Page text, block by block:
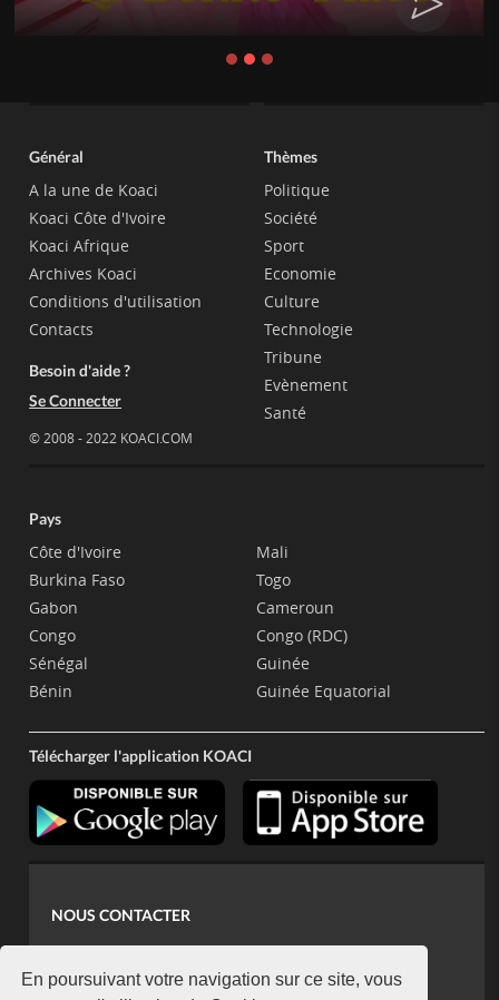
En poursuivant votre navigation sur ce site, vous
Général
A la une de Koaci
Koaci Côte d'Ivoire
Koaci Afrique
Archives Koaci
Conditions d'utilisation
Contacts
Besoin d'aide ?
Se Connecter
© 2008 - 2022 KOACI.COM
Thèmes
Politique
Société
Sport
Economie
Culture
Technologie
Tribune
Evènement
Santé
Pays
Côte d'Ivoire
Burkina Faso
Gabon
Congo
Sénégal
Bénin
Mali
Togo
Cameroun
Congo (RDC)
Guinée
Guinée Equatorial
Télécharger l'application KOACI
NOUS CONTACTER
koaci@yahoo.fr